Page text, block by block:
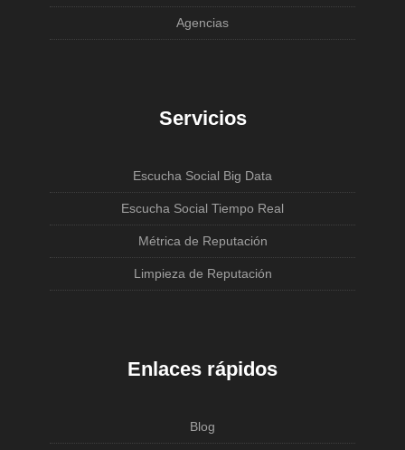
Agencias
Servicios
Escucha Social Big Data
Escucha Social Tiempo Real
Métrica de Reputación
Limpieza de Reputación
Enlaces rápidos
Blog